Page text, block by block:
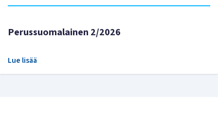
Perussuomalainen 2/2026
Lue lisää